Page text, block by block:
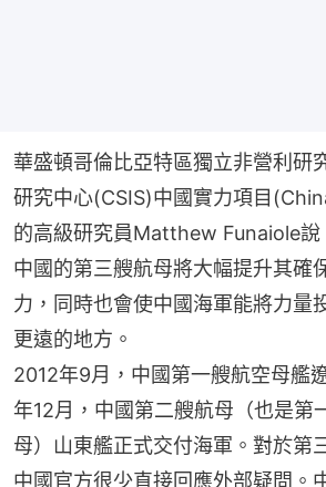
華盛頓哥倫比亞特區獨立非營利研
研究中心(CSIS)中國實力項目
的高級研究員Matthew Funaiole說
中國的第三艘航母將大幅提升其確
力，同時也會使中國海軍能將力量
更遠的地方。
2012年9月，中國第一艘航空母艦
年12月，中國第二艘航母（也是第
母）山東艦正式交付海軍。對於第
中國官方很少直接回應外部疑問。